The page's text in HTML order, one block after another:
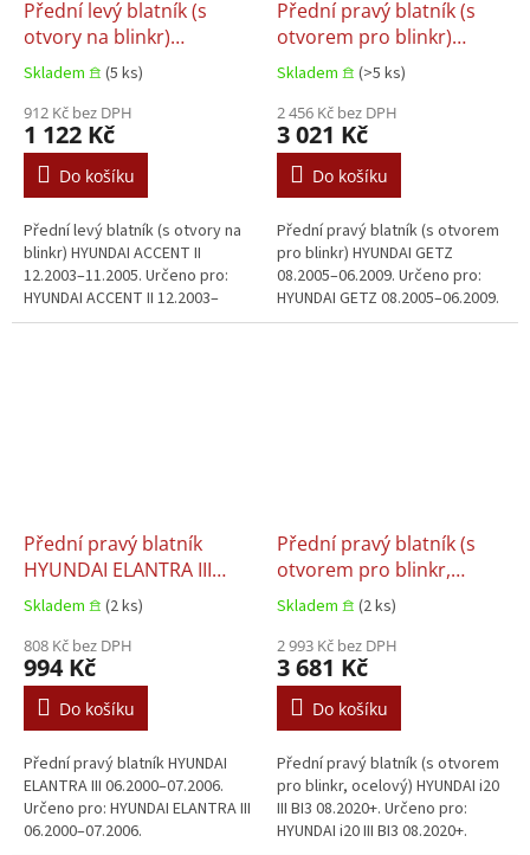
Přední levý blatník (s
otvory na blinkr)
HYUNDAI ACCENT II
12.2003–11.2005
Skladem 𖠿 (5 ks)
912 Kč bez DPH
1 122 Kč
Do košíku
Přední levý blatník (s otvory na
blinkr) HYUNDAI ACCENT II
12.2003–11.2005. Určeno pro:
HYUNDAI ACCENT II 12.2003–
11.2005.
Přední pravý blatník (s
otvorem pro blinkr)
HYUNDAI GETZ 08.2005–
Skladem 𖠿 (>5 ks)
2 456 Kč bez DPH
3 021 Kč
Do košíku
Přední pravý blatník (s otvorem
pro blinkr) HYUNDAI GETZ
08.2005–06.2009. Určeno pro:
HYUNDAI GETZ 08.2005–06.2009.
Přední pravý blatník
HYUNDAI ELANTRA III
06.2000–07.2006
Skladem 𖠿 (2 ks)
808 Kč bez DPH
994 Kč
Do košíku
Přední pravý blatník HYUNDAI
ELANTRA III 06.2000–07.2006.
Určeno pro: HYUNDAI ELANTRA III
06.2000–07.2006.
Přední pravý blatník (s
otvorem pro blinkr,
ocelový) HYUNDAI i20 III
BI3 08.2020+
Skladem 𖠿 (2 ks)
2 993 Kč bez DPH
3 681 Kč
Do košíku
Přední pravý blatník (s otvorem
pro blinkr, ocelový) HYUNDAI i20
III BI3 08.2020+. Určeno pro:
HYUNDAI i20 III BI3 08.2020+.